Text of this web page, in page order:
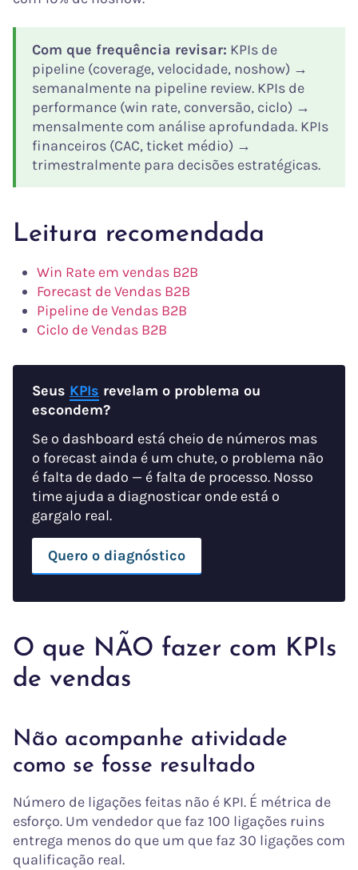
Com que frequência revisar: KPIs de
pipeline (coverage, velocidade, noshow) →
semanalmente na pipeline review. KPIs de
performance (win rate, conversão, ciclo) →
mensalmente com análise aprofundada. KPIs
financeiros (CAC, ticket médio) →
trimestralmente para decisões estratégicas.
Leitura recomendada
Win Rate em vendas B2B
Forecast de Vendas B2B
Pipeline de Vendas B2B
Ciclo de Vendas B2B
Seus KPIs revelam o problema ou
escondem?
Se o dashboard está cheio de números mas
o forecast ainda é um chute, o problema não
é falta de dado — é falta de processo. Nosso
time ajuda a diagnosticar onde está o
gargalo real.
Quero o diagnóstico
O que NÃO fazer com KPIs
de vendas
Não acompanhe atividade
como se fosse resultado
Número de ligações feitas não é KPI. É métrica de
esforço. Um vendedor que faz 100 ligações ruins
entrega menos do que um que faz 30 ligações com
qualificação real.